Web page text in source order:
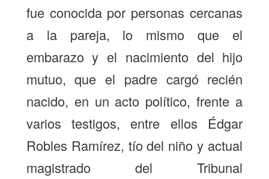
fue conocida por personas cercanas
a la pareja, lo mismo que el
embarazo y el nacimiento del hijo
mutuo, que el padre cargó recién
nacido, en un acto político, frente a
varios testigos, entre ellos Édgar
Robles Ramírez, tío del niño y actual
magistrado del Tribunal